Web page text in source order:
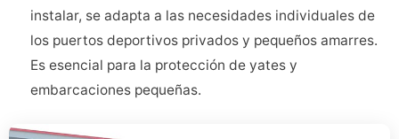
instalar, se adapta a las necesidades individuales de
los puertos deportivos privados y pequeños amarres.
Es esencial para la protección de yates y
embarcaciones pequeñas.